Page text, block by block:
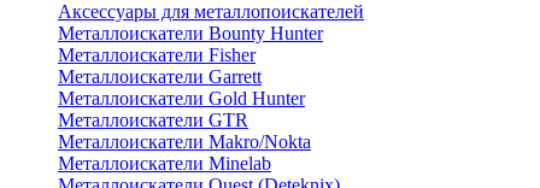
Аксессуары для металлопоискателей
Металлоискатели Bounty Hunter
Металлоискатели Fisher
Металлоискатели Garrett
Металлоискатели Gold Hunter
Металлоискатели GTR
Металлоискатели Makro/Nokta
Металлоискатели Minelab